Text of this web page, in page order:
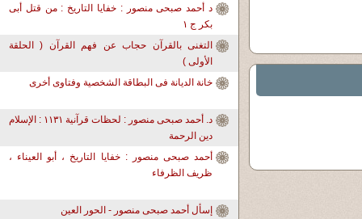
د أحمد صبحى منصور : خفايا التاريخ : من قتل أبى
بكر ج ١
التغنى بالقرآن حجاب عن فهم القرآن ( الحلقة
الأولى )
خانة الديانة فى البطاقة الشخصية وفتاوى أخرى
د. أحمد صبحى منصور : لحظات قرآنية ١١٣١ : الإسلام
دين الرحمة
أحمد صبحى منصور : خفايا التاريخ ، أبو العيناء ،
ظريف الظرفاء
إسأل أحمد صبحى منصور - الحور العين